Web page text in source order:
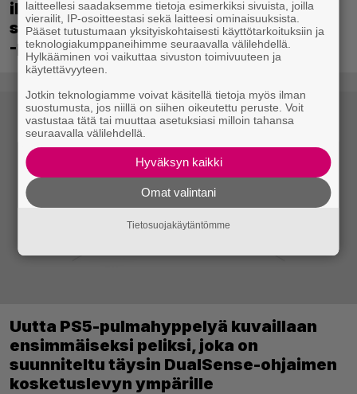
ilmaiseksi Ghost Recon: Future Soldier
sekä merkittävä Ghost Recon Wildlands
-päivitys
Uutta PS5-pulmahyppelyä kuvaillaan
ensimmäiseksi peliksi, joka on
suunniteltu täysin DualSense-ohjaimen
kosketuslevyn ympärille
laitteellesi saadaksemme tietoja esimerkiksi sivuista, joilla
vierailit, IP-osoitteestasi sekä laitteesi ominaisuuksista.
Pääset tutustumaan yksityiskohtaisesti käyttötarkoituksiin ja
teknologiakumppaneihimme seuraavalla välilehdellä.
Hylkääminen voi vaikuttaa sivuston toimivuuteen ja
käytettävyyteen.
Jotkin teknologiamme voivat käsitellä tietoja myös ilman
suostumusta, jos niillä on siihen oikeutettu peruste. Voit
vastustaa tätä tai muuttaa asetuksiasi milloin tahansa
seuraavalla välilehdellä.
Hyväksyn kaikki
Omat valintani
Tietosuojakäytäntömme